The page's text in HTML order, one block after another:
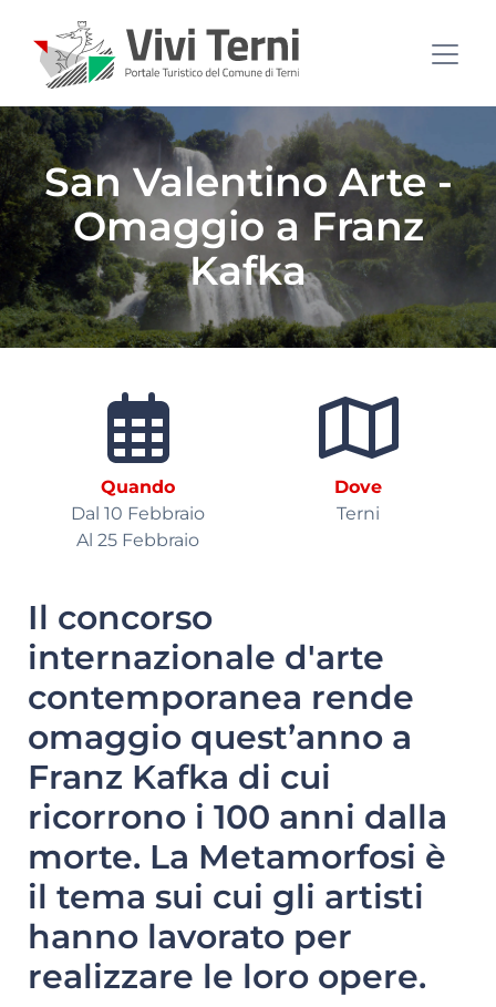
San Valentino Arte -
Omaggio a Franz
Kafka
Quando
Dal 10 Febbraio
Al 25 Febbraio
Dove
Terni
Il concorso
internazionale d'arte
contemporanea rende
omaggio quest’anno a
Franz Kafka di cui
ricorrono i 100 anni dalla
morte. La Metamorfosi è
il tema sui cui gli artisti
hanno lavorato per
realizzare le loro opere.